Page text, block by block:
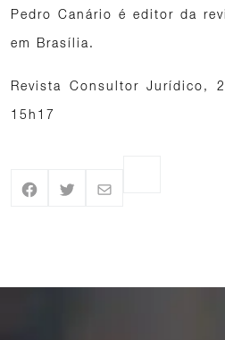
Pedro Canário é editor da
em Brasília.
Revista Consultor Jurídico,
15h17